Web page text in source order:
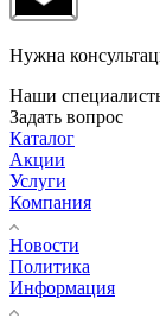
Нужна
Наши
Задать вопрос
Каталог
Акции
Услуги
Компания
Новости
Политика
Информация